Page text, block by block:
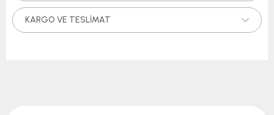
KARGO VE TESLIMAT